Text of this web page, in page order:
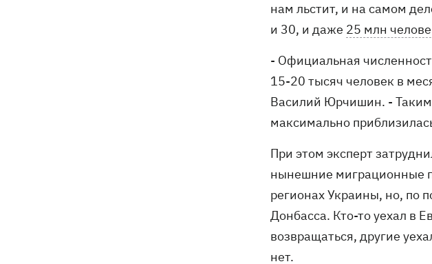
нам льстит, и на самом
и 30, и даже 25 млн
- Официальная
15-20 тысяч человек в
Василий Юрчишин. - Таким
максимально
При этом эксперт
нынешние миграционные
регионах Украины, но, по
Донбасса. Кто-то уехал в
возвращаться, другие
нет.